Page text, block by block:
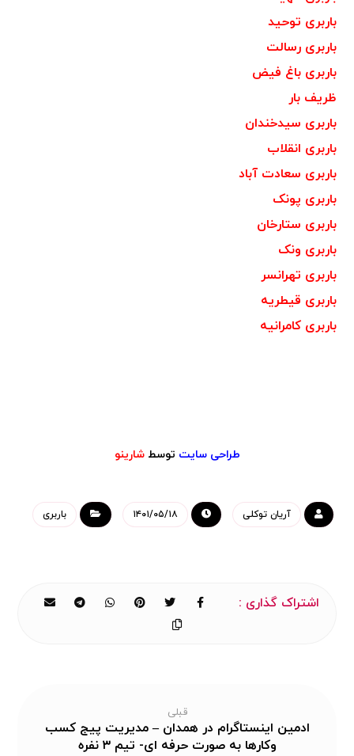
باربری توحید
باربری رسالت
باربری باغ فیض
ظریف بار
باربری سیدخندان
باربری انقلاب
باربری سعادت آباد
باربری پونک
باربری ستارخان
باربری ونک
باربری تهرانسر
باربری قیطریه
باربری کامرانیه
طراحی سایت توسطشارینو
آریان توکلی ۱۴۰۱/۰۵/۱۸ باربری
قبلی
ادمین اینستاگرام در همدان – مدیریت پیج کسب
وکارها به صورت حرفه ای- تیم ۳ نفره